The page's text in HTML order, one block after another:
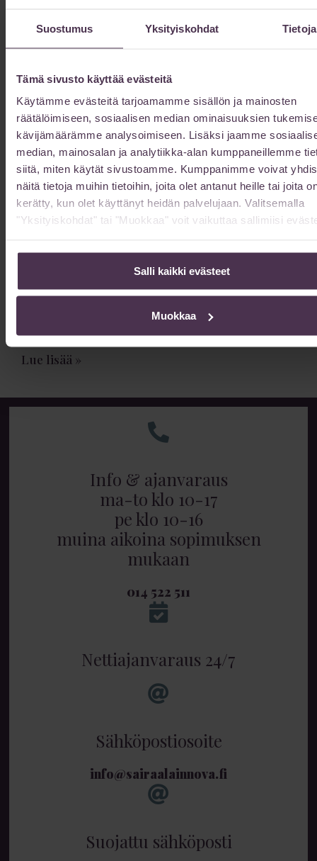
Suostumus Yksityiskohdat Tietoja
Tämä sivusto käyttää evästeitä
Käytämme evästeitä tarjoamamme sisällön ja mainosten
räätälöimiseen, sosiaalisen median ominaisuuksien
kävijämäärämme analysoimiseen. Lisäksi jaamme
median, mainosalan ja analytiikka-alan kumppaneillemme
siitä, miten käytät sivustoamme. Kumppanimme voivat
näitä tietoja muihin tietoihin, joita olet antanut heille tai joita
kerätty, kun olet käyttänyt heidän palvelujaan. Valitsemalla
"Yksityiskohdat" tai "Muokkaa" voit vaikuttaa sallimiisi
Salli kaikki evästeet
Muokkaa
avulla.
Mistä tunnistaa oikeasti kokeneen ja taitavan,
kasvonkohotuksia tekevän plastiikkakirurgin?
19/02/2026
Plastiikkakirurgi Kristiina Hietanen vastaa: ”Minulta kysytään tätä
aika usein. Kysymys on hyvin olennainen. mutta en usko, että
olisin tehnyt yhtäkään täysin onnistunutta kasvojenkohotusta
ilman laaja-alaista
Lue lisää »
Kuinka kauan vatsan muotoilun toipuminen
13/02/2026
Vatsan muotoilun toipuminen kestää 6-12 kuukautta kokonaan.
Lue toipumisajan vaiheet ja nopeuttamiskeinot.
Lue lisää »
Info & ajanvaraus
ma-to klo 10-17
pe klo 10-16
muina aikoina sopimuksen
mukaan
014 522 511
Nettiajanvaraus 24/7
Sähköpostiosoite
info@sairaalainnova.fi
Suojattu sähköposti